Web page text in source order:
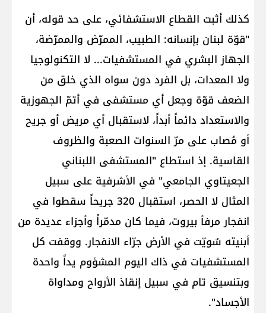
كذلك أثبت القطاع الاستشفائي، على حد قوله، أن
"قوّة لبنان بإنسانه: الطبيب، الممرّض والممرّضة،
الجهاز البشري في المستشفيات... لا التكنولوجيا
ولا المعدات، بل الفرد دون سواه الذي خلق من
الضعف قوّة وجعل أي مستشفى في أتمّ الجهوزية
والاستعداد دائماً أبداً، لاستقبال أي مريض أو جريح
أو مُصاب على مرّ السنوات الصعبة والظروف
القاسية. إذ استطاع "المستشفى اللبناني
الجعيتاوي الجامعي" في الأشرفية على سبيل
المثال لا الحصر، استقبال 320 جريحاً سقطوا في
انفجار مرفأ بيروت، فيما كان مدمّراً وأجزاء عديدة من
أبنيته سُويّت في الأرض جرّاء الانفجار. ووقفت كل
المستشفيات في ذاك اليوم المشؤوم يداً واحدة
وبتنسيق تام في سبيل إنقاذ الأرواح ومداواة
الأجساد".